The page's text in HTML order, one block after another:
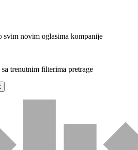
svim novim oglasima kompanije
trenutnim filterima pretrage